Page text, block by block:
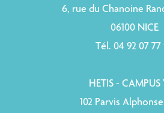
6, rue du Chanoine
06100 NICE
Tél. 04 92 07 77
HETIS - CAMPUS
102 Parvis